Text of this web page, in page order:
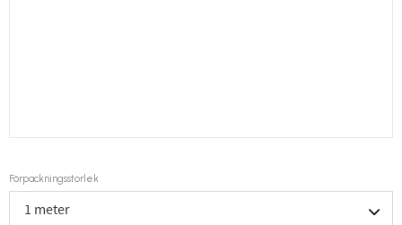
Förpackningsstorlek